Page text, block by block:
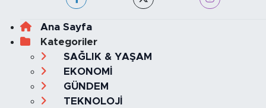
Ana Sayfa
Kategoriler
SAĞLIK & YAŞAM
EKONOMİ
GÜNDEM
TEKNOLOJİ